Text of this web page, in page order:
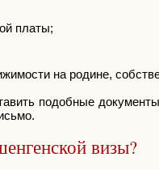
платы;
на родине,
подобные
визы?